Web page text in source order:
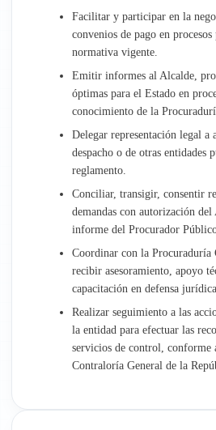
Recursos Humanos
Planeamiento y Presupuesto
Asesoría Jurídica
Empresa Aguas de Talavera
Facilitar y participar en la
convenios de pago en
normativa vigente.
Emitir informes al Alcalde,
óptimas para el Estado en
conocimiento de la
Delegar representación legal a
despacho o de otras entidades
reglamento.
Conciliar, transigir, consentir
demandas con autorización
informe del Procurador
Coordinar con la Procuraduría
recibir asesoramiento, apoyo
capacitación en defensa
Realizar seguimiento a las
la entidad para efectuar las
servicios de control, conforme
Contraloría General de la